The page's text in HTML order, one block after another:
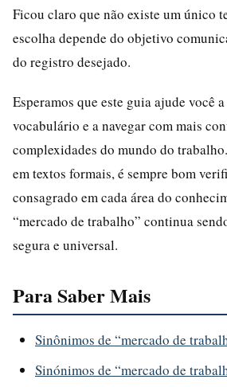
Ficou claro que não existe um único
escolha depende do objetivo
do registro desejado.
Esperamos que este guia ajude você
vocabulário e a navegar com mais
complexidades do mundo do
em textos formais, é sempre bom
consagrado em cada área do
“mercado de trabalho” continua
segura e universal.
Para Saber Mais
Sinônimos de “mercado de
Sinónimos de “mercado de